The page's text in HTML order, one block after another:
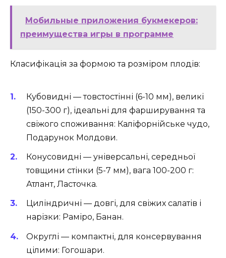
Мобильные приложения букмекеров:
преимущества игры в программе
Класифікація за формою та розміром плодів:
Кубовидні — товстостінні (6-10 мм), великі
(150-300 г), ідеальні для фарширування та
свіжого споживання: Каліфорнійське чудо,
Подарунок Молдови.
Конусовидні — універсальні, середньої
товщини стінки (5-7 мм), вага 100-200 г:
Атлант, Ласточка.
Циліндричні — довгі, для свіжих салатів і
нарізки: Раміро, Банан.
Округлі — компактні, для консервування
цілими: Гогошари.